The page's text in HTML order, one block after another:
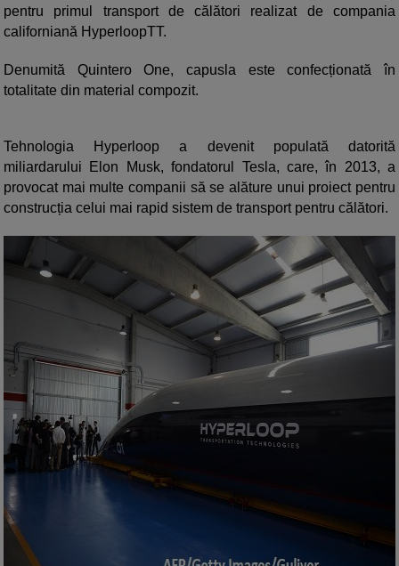
pentru primul transport de călători realizat de compania
californiană HyperloopTT.
Denumită Quintero One, capusla este confecționată în
totalitate din material compozit.
Tehnologia Hyperloop a devenit populată datorită
miliardarului Elon Musk, fondatorul Tesla, care, în 2013, a
provocat mai multe companii să se alăture unui proiect pentru
construcția celui mai rapid sistem de transport pentru călători.